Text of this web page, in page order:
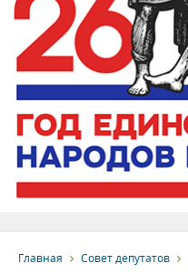
Главная Совет депутатов